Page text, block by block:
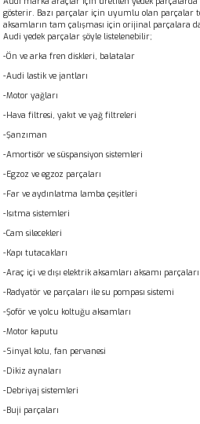
gösterir. Bazı parçalar için uyumlu olan parçalar
aksamların tam çalışması için orijinal parçalara
Audi yedek parçalar şöyle listelenebilir;
-Ön ve arka fren diskleri, balatalar
-Audi lastik ve jantları
-Motor yağları
-Hava filtresi, yakıt ve yağ filtreleri
-Şanzıman
-Amortisör ve süspansiyon sistemleri
-Egzoz ve egzoz parçaları
-Far ve aydınlatma lamba çeşitleri
-Isıtma sistemleri
-Cam silecekleri
-Kapı tutacakları
-Araç içi ve dışı elektrik aksamları aksamı parçaları
-Radyatör ve parçaları ile su pompası sistemi
-Şoför ve yolcu koltuğu aksamları
-Motor kaputu
-Sinyal kolu, fan pervanesi
-Dikiz aynaları
-Debriyaj sistemleri
-Buji parçaları